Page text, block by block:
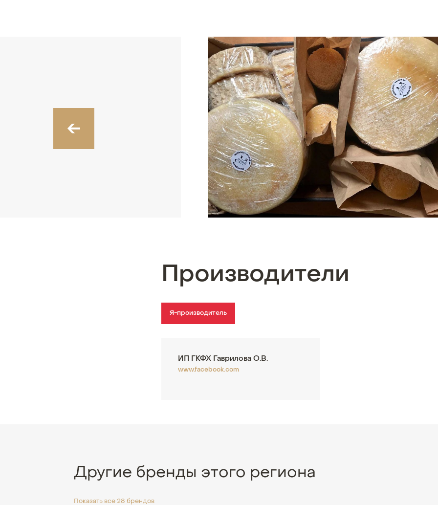
‹
Производители
Я-производитель
ИП ГКФХ Гаврилова О.В.
www.facebook.com
Другие бренды этого региона
Показать все 28 брендов